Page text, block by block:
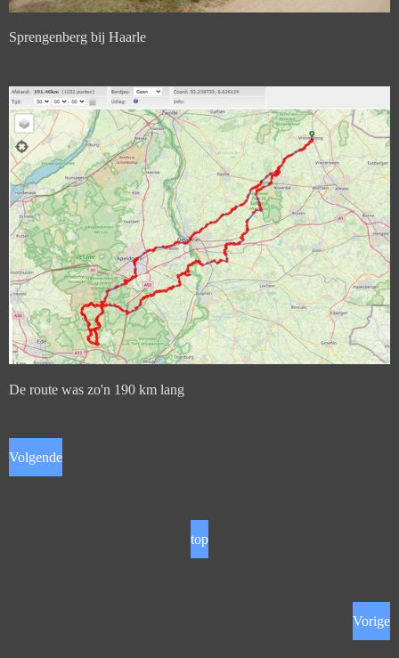
Sprengenberg bij Haarle
De route was zo'n 190 km lang
Volgende
top
Vorige